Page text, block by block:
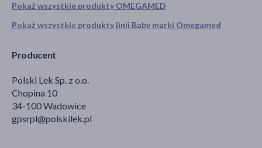
Pokaż wszystkie produkty OMEGAMED
Pokaż wszystkie produkty linii Baby marki Omegamed
Producent
Polski Lek Sp. z o.o.
Chopina 10
34-100 Wadowice
gpsrpl@polskilek.pl